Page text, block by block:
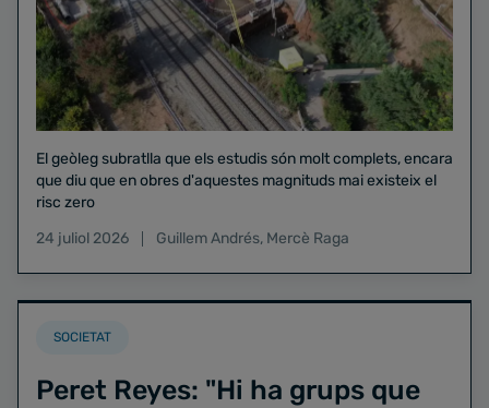
El geòleg subratlla que els estudis són molt complets, encara
que diu que en obres d'aquestes magnituds mai existeix el
risc zero
24 juliol 2026
Guillem Andrés, Mercè Raga
SOCIETAT
Peret Reyes: "Hi ha grups que